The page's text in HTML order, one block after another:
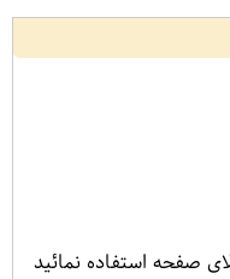
صفحه استفاده نمائید